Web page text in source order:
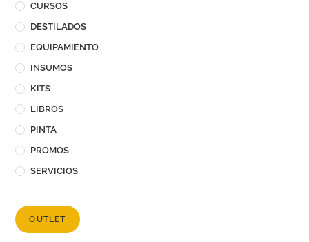
CURSOS
DESTILADOS
EQUIPAMIENTO
INSUMOS
KITS
LIBROS
PINTA
PROMOS
SERVICIOS
OUTLET